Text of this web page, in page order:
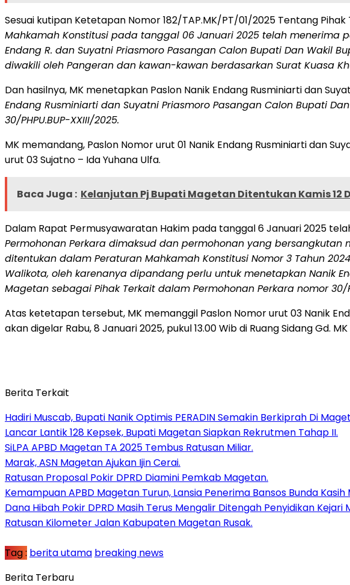
Sesuai kutipan Ketetapan Nomor 182/TAP.MK/PT/01/2025 Tentang
Mahkamah Konstitusi pada tanggal 06 Januari 2025 telah menerima
Endang R. dan Suyatni Priasmoro Pasangan Calon Bupati Dan Wakil
diwakili oleh Pangeran dan kawan-kawan berdasarkan Surat Kuasa
Dan hasilnya, MK menetapkan Paslon Nanik Endang Rusminiarti dan
Endang Rusminiarti dan Suyatni Priasmoro Pasangan Calon Bupati
30/PHPU.BUP-XXIII/2025.
MK memandang, Paslon Nomor urut 01 Nanik Endang Rusminiarti dan
urut 03 Sujatno – Ida Yuhana Ulfa.
Baca Juga : Kelanjutan Pj Bupati Magetan Ditentukan Kamis 12
Dalam Rapat Permusyawaratan Hakim pada tanggal 6 Januari 2025
Permohonan Perkara dimaksud dan permohonan yang
ditentukan dalam Peraturan Mahkamah Konstitusi Nomor 3 Tahun
Walikota, oleh karenanya dipandang perlu untuk menetapkan Nanik
Magetan sebagai Pihak Terkait dalam Permohonan Perkara nomor 30/
Atas ketetapan tersebut, MK memanggil Paslon Nomor urut 03 Nanik
akan digelar Rabu, 8 Januari 2025, pukul 13.00 Wib di Ruang Sidang Gd.
Berita Terkait
Hadiri Muscab, Bupati Nanik Optimis PERADIN Semakin Berkiprah Di
Lancar Lantik 128 Kepsek, Bupati Magetan Siapkan Rekrutmen Tahap II.
SiLPA APBD Magetan TA 2025 Tembus Ratusan Miliar.
Marak, ASN Magetan Ajukan Ijin Cerai.
Ratusan Proposal Pokir DPRD Diamini Pemkab Magetan.
Kemampuan APBD Magetan Turun, Lansia Penerima Bansos Bunda Kasih
Dana Hibah Pokir DPRD Masih Terus Mengalir Ditengah Penyidikan Kejari
Ratusan Kilometer Jalan Kabupaten Magetan Rusak.
Tag : berita utama breaking news
Berita Terbaru